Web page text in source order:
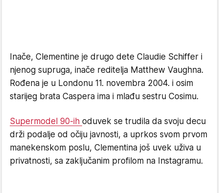
Inače, Clementine je drugo dete Claudie Schiffer i
njenog supruga, inače reditelja Matthew Vaughna.
Rođena je u Londonu 11. novembra 2004. i osim
starijeg brata Caspera ima i mlađu sestru Cosimu.
Supermodel 90-ih oduvek se trudila da svoju decu
drži podalje od očiju javnosti, a uprkos svom prvom
manekenskom poslu, Clementina još uvek uživa u
privatnosti, sa zaključanim profilom na Instagramu.